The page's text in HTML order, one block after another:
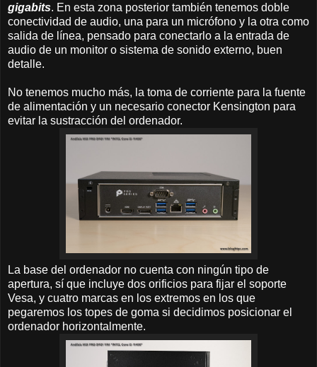
gigabits. En esta zona posterior también tenemos doble
conectividad de audio, una para un micrófono y la otra como
salida de línea, pensado para conectarlo a la entrada de
audio de un monitor o sistema de sonido externo, buen
detalle.
No tenemos mucho más, la toma de corriente para la fuente
de alimentación y un necesario conector Kensington para
evitar la sustracción del ordenador.
La base del ordenador no cuenta con ningún tipo de
apertura, sí que incluye dos orificios para fijar el soporte
Vesa, y cuatro marcas en los extremos en los que
pegaremos los topes de goma si decidimos posicionar el
ordenador horizontalmente.